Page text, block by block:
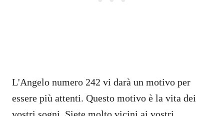
L'Angelo numero 242 vi darà un motivo per
essere più attenti. Questo motivo è la vita dei